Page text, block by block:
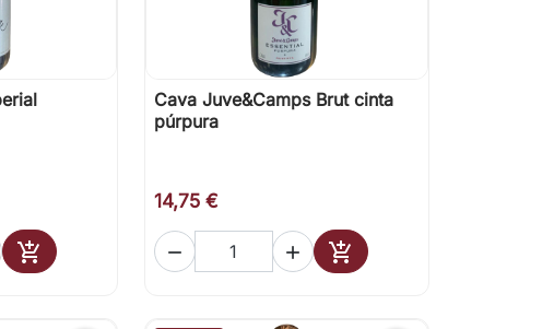

Añadir al carrito
 Vista rápida
Cava Juve&Camps Brut cinta
púrpura
14,75 €
  
Añadir al carrito